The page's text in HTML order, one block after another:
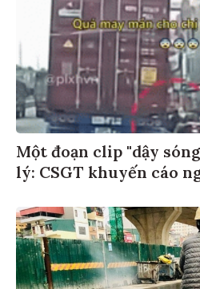
Một đoạn clip "dậy
lý: CSGT khuyến cáo